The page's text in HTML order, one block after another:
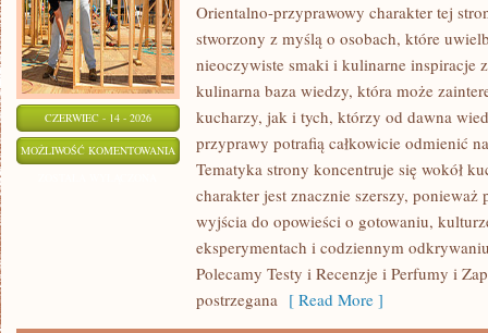
CZERWIEC - 14 - 2026
MOŻLIWOŚĆ KOMENTOWANIA PORADNIK
PERFUMERYJNY
Orientalno-przyprawowy charakter tej
stworzony z myślą o osobach, które
nieoczywiste smaki i kulinarne inspiracje
kulinarna baza wiedzy, która może
kucharzy, jak i tych, którzy od dawna
przyprawy potrafią całkowicie odmienić
Tematyka strony koncentruje się wokół
charakter jest znacznie szerszy,
wyjścia do opowieści o gotowaniu,
eksperymentach i codziennym
Polecamy Testy i Recenzje i Perfumy i
postrzegana [ Read More ]